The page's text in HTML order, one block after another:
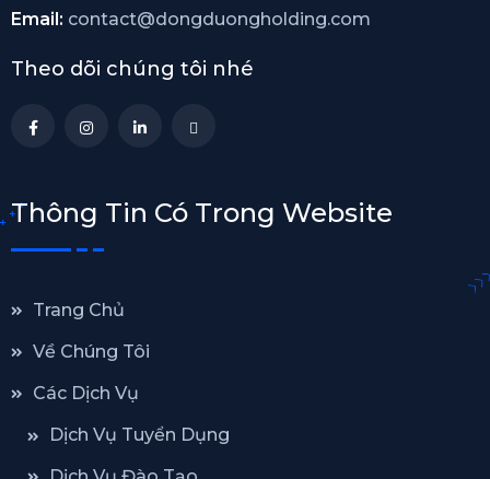
Email: contact@dongduongholding.com
Theo dõi chúng tôi nhé
Thông Tin Có Trong Website
Trang Chủ
Về Chúng Tôi
Các Dịch Vụ
Dịch Vụ Tuyển Dụng